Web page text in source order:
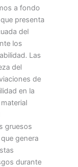
a fondo
presenta
del
los
Las
del
de
en la
gruesos
genera
durante